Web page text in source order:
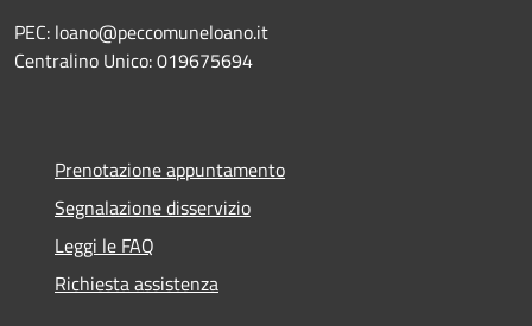
PEC: loano@peccomuneloano.it
Centralino Unico: 019675694
Prenotazione appuntamento
Segnalazione disservizio
Leggi le FAQ
Richiesta assistenza